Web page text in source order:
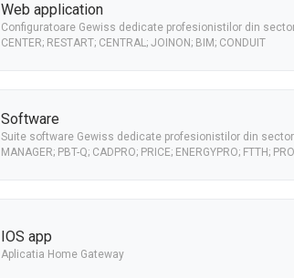
Web application
Configuratoare Gewiss dedicate profesionistilor din
CENTER; RESTART; CENTRAL; JOINON; BIM; CONDUIT
Software
Suite software Gewiss dedicate profesionistilor din
MANAGER; PBT-Q; CADPRO; PRICE; ENERGYPRO; FTTH;
iOS app
Aplicatia Home Gateway